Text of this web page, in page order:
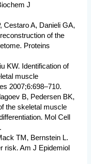
J
Cestaro A, Danieli GA,
of the
Proteins
KW. Identification of
muscle
2007;6:698–710.
B, Pedersen BK,
the skeletal muscle
Mol Cell
TM, Bernstein L.
risk. Am J Epidemiol